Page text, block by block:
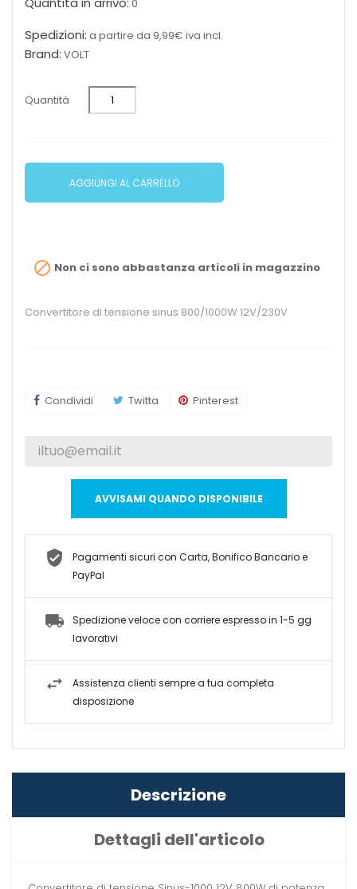
0
Spedizioni: a partire da 9,99€ iva incl.
Brand: VOLT
Quantità
AGGIUNGI AL CARRELLO
 Non ci sono abbastanza articoli in magazzino
Convertitore di tensione sinus 800/1000W 12V/230V
Condividi Twitta Pinterest
AVVISAMI QUANDO DISPONIBILE
Pagamenti sicuri con Carta, Bonifico Bancario e
PayPal
Spedizione veloce con corriere espresso in 1-5 gg
lavorativi
Assistenza clienti sempre a tua completa
disposizione
Descrizione
Dettagli dell'articolo